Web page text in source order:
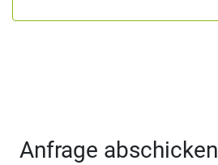
Anfrage abschicken